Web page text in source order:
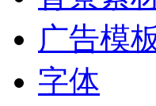
广告模
字体